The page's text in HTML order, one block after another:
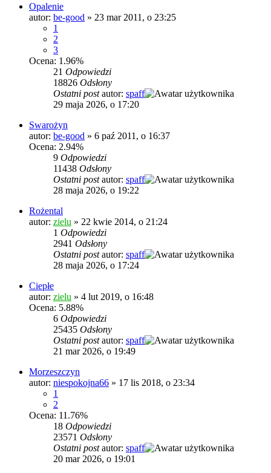
Opalenie
autor: be-good » 23 mar 2011, o 23:25
1
2
3
Ocena: 1.96%
21 Odpowiedzi
18826 Odsłony
Ostatni postautor: spaff
29 maja 2026, o 17:20
Swarożyn
autor: be-good » 6 paź 2011, o 16:37
Ocena: 2.94%
9 Odpowiedzi
11438 Odsłony
Ostatni postautor: spaff
28 maja 2026, o 19:22
Rożental
autor: zielu » 22 kwie 2014, o 21:24
1 Odpowiedzi
2941 Odsłony
Ostatni postautor: spaff
28 maja 2026, o 17:24
Ciepłe
autor: zielu » 4 lut 2019, o 16:48
Ocena: 5.88%
6 Odpowiedzi
25435 Odsłony
Ostatni postautor: spaff
21 mar 2026, o 19:49
Morzeszczyn
autor: niespokojna66 » 17 lis 2018, o 23:34
1
2
Ocena: 11.76%
18 Odpowiedzi
23571 Odsłony
Ostatni postautor: spaff
20 mar 2026, o 19:01